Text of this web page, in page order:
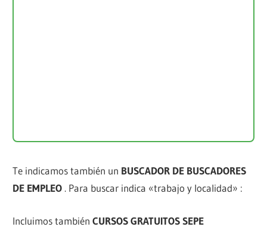
Te indicamos también un BUSCADOR DE BUSCADORES
DE EMPLEO . Para buscar indica «trabajo y localidad» :
Incluimos tambiénCURSOS GRATUITOS SEPE